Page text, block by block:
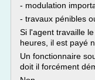
- modulation
- travaux pénibles
Si l'agent travaille
heures, il est payé
Un fonctionnaire
doit il forcément